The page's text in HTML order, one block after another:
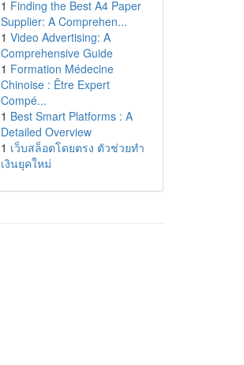
1 Finding the Best A4 Paper
Supplier: A Comprehen...
1 Video Advertising: A
Comprehensive Guide
1 Formation Médecine
Chinoise : Être Expert
Compé...
1 Best Smart Platforms : A
Detailed Overview
1 เว็บสล็อตโดยตรง ตัวช่วยทำ
เงินยุคใหม่